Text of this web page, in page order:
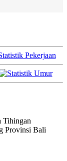
Tihingan
Provinsi Bali